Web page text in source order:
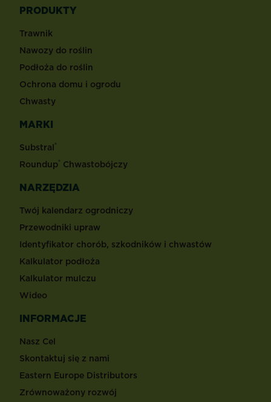
PRODUKTY
Trawnik
Nawozy do roślin
Podłoża do roślin
Ochrona domu i ogrodu
Chwasty
MARKI
Substral®
Roundup® Chwastobójczy
NARZĘDZIA
Twój kalendarz ogrodniczy
Przewodniki upraw
Identyfikator chorób, szkodników i chwastów
Kalkulator podłoża
Kalkulator mulczu
Wideo
INFORMACJE
Nasz Cel
Skontaktuj się z nami
Eastern Europe Distributors
Zrównoważony rozwój